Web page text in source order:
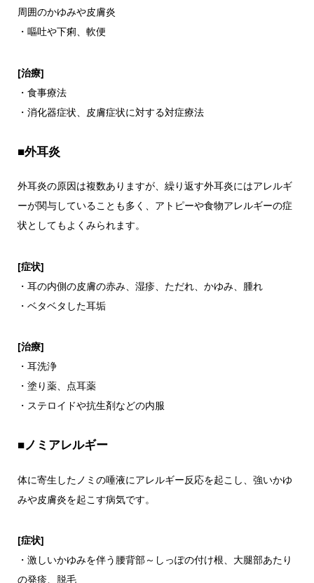
周囲のかゆみや皮膚炎
・嘔吐や下痢、軟便
[治療]
・食事療法
・消化器症状、皮膚症状に対する対症療法
■外耳炎
外耳炎の原因は複数ありますが、繰り返す外耳炎にはアレルギ
ーが関与していることも多く、アトピーや食物アレルギーの症
状としてもよくみられます。
[症状]
・耳の内側の皮膚の赤み、湿疹、ただれ、かゆみ、腫れ
・ベタベタした耳垢
[治療]
・耳洗浄
・塗り薬、点耳薬
・ステロイドや抗生剤などの内服
■ノミアレルギー
体に寄生したノミの唾液にアレルギー反応を起こし、強いかゆ
みや皮膚炎を起こす病気です。
[症状]
・激しいかゆみを伴う腰背部～しっぽの付け根、大腿部あたり
の発疹、脱毛